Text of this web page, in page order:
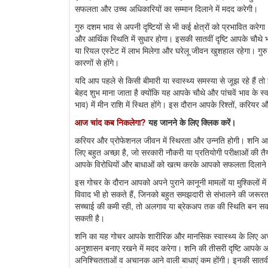
सफलता और उच्च अधिकारियों का सम्मान दिलाने में मदद करेगी।
गुरु दशम भाव से अपनी दृष्टियों से भी कई क्षेत्रों को प्रभावित
और आर्थिक स्थिति में सुधार होगा। इसकी सातवीं दृष्टि आपके
या रियल एस्टेट में लाभ मिलेगा और घरेलू जीवन खुशहाल रहेगा।
कारणों से होंगे।
यदि आप पहले से किसी बीमारी या स्वास्थ्य समस्या से जूझ रहे हैं
बेहद शुभ माना जाता है क्योंकि यह आपके चौथे और पांचवें भाव के
भाव) में मीन राशि में स्थित होंगे। इस दौरान आपके रिश्तों,
आज चांद कब निकलेगा?यह जानने के लिए क्लिक करें।
करियर और प्रोफेशनल जीवन में स्थिरता और उन्नति होगी। शनि
लिए बहुत अच्छा है, जो सरकारी नौकरी या प्रतियोगी परीक्षाओं
आपके विरोधियों और बाधाओं को खत्म करके आपको सफलता दिलाने
इस गोचर के दौरान आपको अपने पुराने कानूनी मामलों या मुश्किलों
विवाद भी हो सकते हैं, जिनको बहुत समझदारी से संभालने की
सच्चाई की कमी रही, तो अलगाव या ब्रेकअप तक की स्थिति बन
सकती है।
शनि का यह गोचर आपके शारीरिक और मानसिक स्वास्थ्य के लिए
अनुशासन बनाए रखने में मदद करेगा। शनि की तीसरी दृष्टि आपके
अनिश्चितताओं व अचानक आने वाली बाधाएं कम होंगी। इनकी